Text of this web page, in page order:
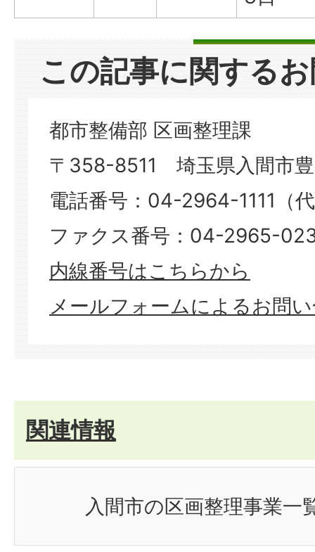
この記事に関する
都市整備部 区画整理課
〒358-8511 埼玉県入間市
電話番号：04-2964-1111（
ファクス番号：04-2965-
内線番号はこちらから
メールフォームによるお問
関連情報
入間市の区画整理事業一